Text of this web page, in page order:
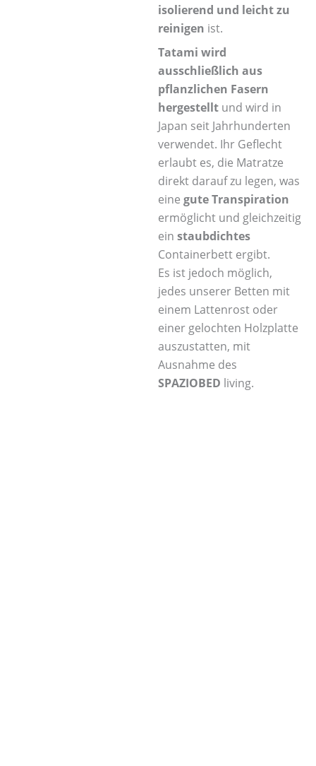
isolierend und leicht zu
reinigen ist.
Tatami wird
ausschließlich aus
pflanzlichen Fasern
hergestellt und wird in
Japan seit Jahrhunderten
verwendet. Ihr Geflecht
erlaubt es, die Matratze
direkt darauf zu legen, was
eine gute Transpiration
ermöglicht und gleichzeitig
ein staubdichtes
Containerbett ergibt.
Es ist jedoch möglich,
jedes unserer Betten mit
einem Lattenrost oder
einer gelochten Holzplatte
auszustatten, mit
Ausnahme des
SPAZIOBED living.